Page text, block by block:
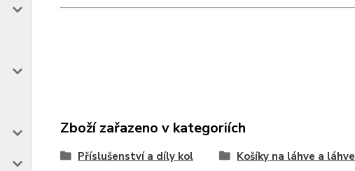
Zboží zařazeno v kategoriích
Příslušenství a díly kol Košíky na láhve a láhve